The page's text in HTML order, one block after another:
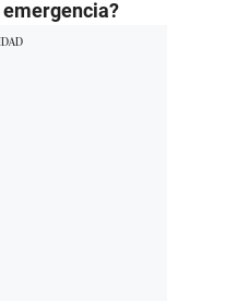
emergencia?